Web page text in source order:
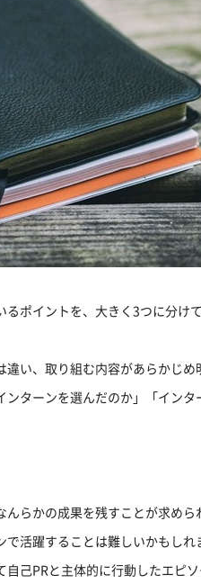
ポイントを、大きく3つに分け
違い、取り組む内容があらかじめ
ンターンを選んだのか」「インタ
んらかの成果を残すことが求めら
で活躍することは難しいかもしれ
己PRと主体的に行動したエピソ